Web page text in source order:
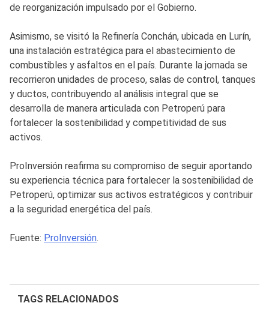
de reorganización impulsado por el Gobierno.
Asimismo, se visitó la Refinería Conchán, ubicada en Lurín,
una instalación estratégica para el abastecimiento de
combustibles y asfaltos en el país. Durante la jornada se
recorrieron unidades de proceso, salas de control, tanques
y ductos, contribuyendo al análisis integral que se
desarrolla de manera articulada con Petroperú para
fortalecer la sostenibilidad y competitividad de sus
activos.
ProInversión reafirma su compromiso de seguir aportando
su experiencia técnica para fortalecer la sostenibilidad de
Petroperú, optimizar sus activos estratégicos y contribuir
a la seguridad energética del país.
Fuente: ProInversión.
TAGS RELACIONADOS